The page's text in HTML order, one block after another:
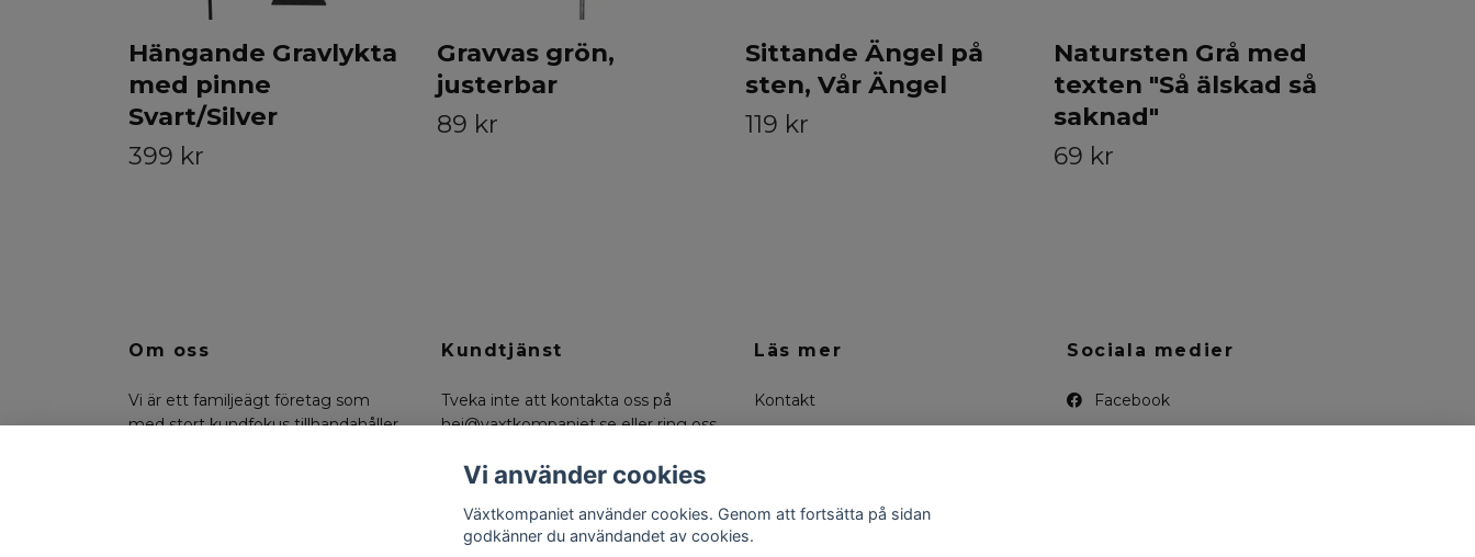
Hängande Gravlykta
med pinne
Svart/Silver
399 kr
Gravvas grön,
justerbar
89 kr
Sittande Ängel på
sten, Vår Ängel
119 kr
Natursten Grå med
texten "Så älskad så
saknad"
69 kr
Om oss
Vi är ett familjeägt företag som
med stort kundfokus tillhandahåller
Kundtjänst
Tveka inte att kontakta oss på
hej@vaxtkompaniet.seeller ring oss
Läs mer
Kontakt
Sociala medier
Facebook
Vi använder cookies
Växtkompaniet använder cookies. Genom att fortsätta på sidan
godkänner du användandet av cookies.